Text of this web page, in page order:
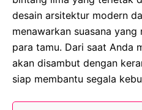
desain arsitektur modern
menawarkan suasana
para tamu. Dari saat Anda
akan disambut dengan
siap membantu segala